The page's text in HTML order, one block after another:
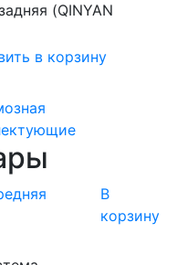
(QINYAN
в корзину
В
корзину